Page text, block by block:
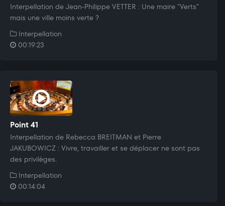
Interpellation de Jean-Philippe VETTER : Une maire "Verts"
mais une ville moins verte ?
Interpellation
00:19:23
Point 41
Interpellation de Rebecca BREITMAN et Pierre
JAKUBOWICZ : Vivre, travailler et se déplacer ne sont pas
des privilèges.
Interpellation
00:14:04